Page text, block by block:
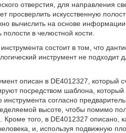
отверстия, для направления
искусственную
вычислить на основе
в челюстной кости.
состоит в том, что
инструмент не подходит
описан в DE4012327, который
посредством шаблона,
инструмента согласно
высоте, чтобы помимо
Кроме того, в DE4012327 описано,
и, используя подвижную